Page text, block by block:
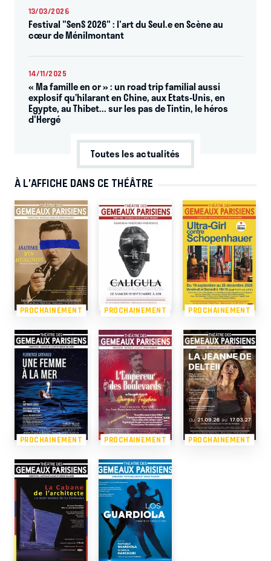
13/03/2026
Festival "SenS 2026" : l'art du Seul.e en Scène au
cœur de Ménilmontant
14/11/2025
« Ma famille en or » : un road trip familial aussi
explosif qu’hilarant en Chine, aux Etats-Unis, en
Egypte, au Thibet... sur les pas de Tintin, le héros
d'Hergé
Toutes les actualités
À L’AFFICHE DANS CE THÉÂTRE
PROCHAINEMENT PROCHAINEMENT PROCHAINEMENT
PROCHAINEMENT PROCHAINEMENT PROCHAINEMENT